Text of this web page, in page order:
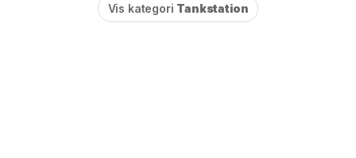
Vis kategori Tankstation